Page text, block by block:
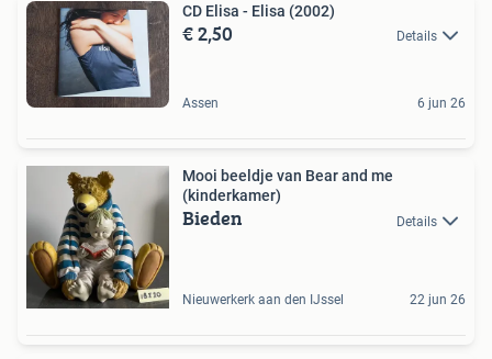
CD Elisa - Elisa (2002)
€ 2,50 Details
Assen 6 jun 26
Mooi beeldje van Bear and me
(kinderkamer)
Bieden Details
Nieuwerkerk aan den IJssel 22 jun 26